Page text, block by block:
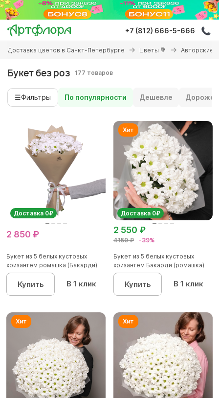
Перейти
основному
содержанию
+7 (812) 666-5-666
Вы
здесь
Доставка цветов в Санкт-Петербурге Цветы 💐 Авторские
Букет без роз 177 товаров
☰Фильтры По популярности Дешевле Дороже
Доставка 0₽
2 850 ₽
Букет из 5 белых кустовых
хризантем ромашка (Бакарди)
в...
Купить В 1 клик
Доставка 0₽
4150 ₽ -39%
2 550 ₽
Букет из 5 белых кустовых
хризантем Бакарди (ромашка)
в...
Купить В 1 клик